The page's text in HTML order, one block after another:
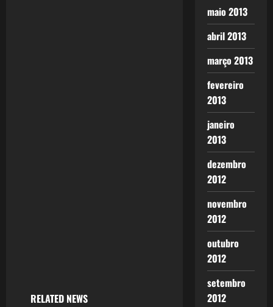
RELATED NEWS
maio 2013
abril 2013
março 2013
fevereiro
2013
janeiro
2013
dezembro
2012
novembro
2012
outubro
2012
setembro
2012